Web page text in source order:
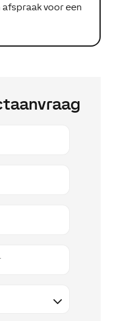
afspraak voor een